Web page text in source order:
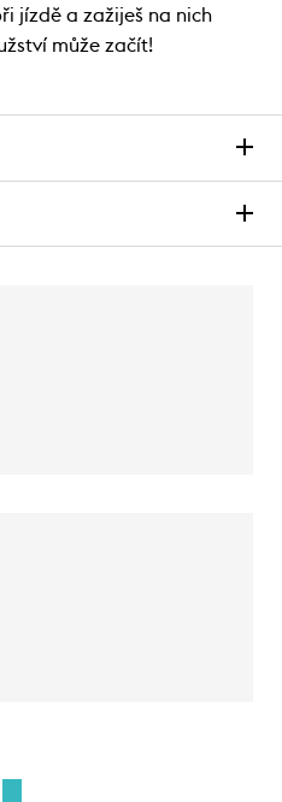
jízdě a zažiješ na nich
může začít!